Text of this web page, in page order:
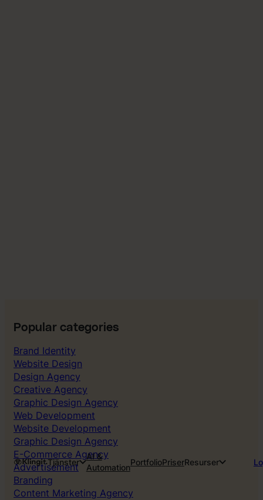
Tjänster
AI &
Automation
PortfolioPriserResurser
Popular categories
Brand Identity
Website Design
Design Agency
Creative Agency
Graphic Design Agency
Web Development
Website Development
Graphic Design Agency
E-Commerce Agency
Advertisement
Branding
Content Marketing Agency